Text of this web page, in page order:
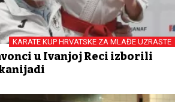
KARATE KUP HRVATSKE ZA MLAĐE UZRASTE
u Ivanjoj Reci izborili